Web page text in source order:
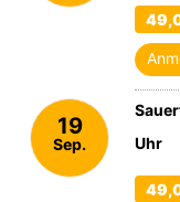
19
Sep.
2026
Uhr